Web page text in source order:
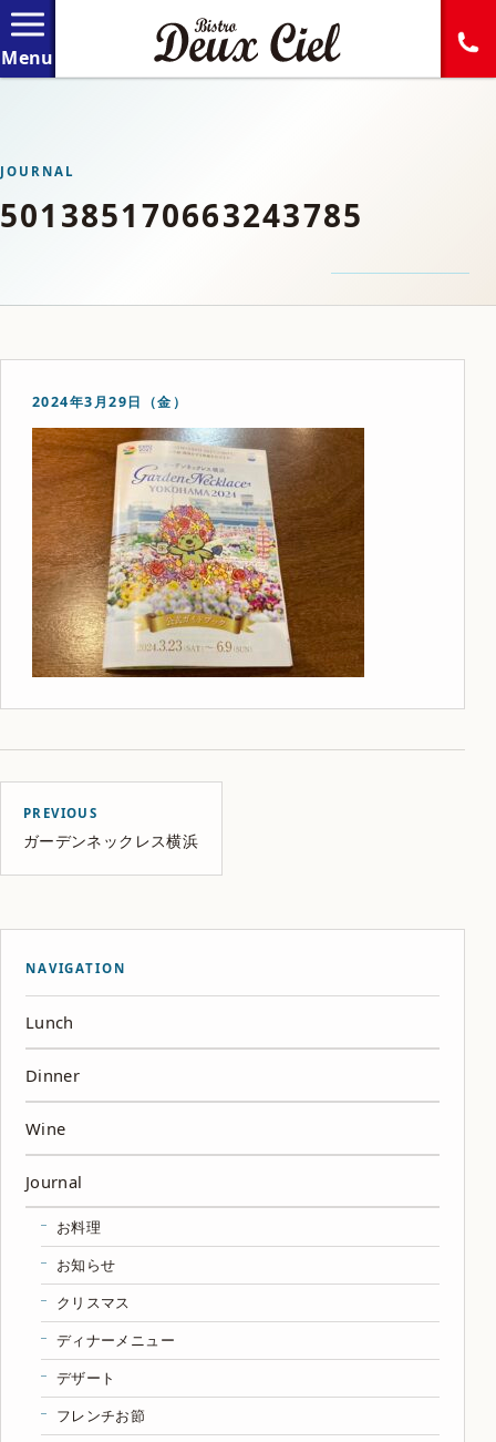
JOURNAL
501385170663243785
2024年3月29日（金）
PREVIOUS
ガーデンネックレス横浜
NAVIGATION
Lunch
Dinner
Wine
Journal
お料理
お知らせ
クリスマス
ディナーメニュー
デザート
フレンチお節